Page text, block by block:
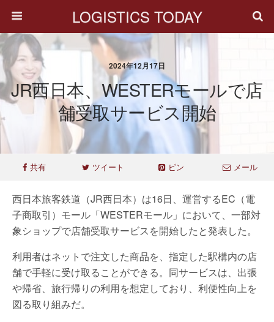
LOGISTICS TODAY
2024年12月17日
JR西日本、WESTERモールで店
舗受取サービス開始
共有 ツイート ピン メール
西日本旅客鉄道（JR西日本）は16日、運営するEC（電
子商取引）モール「WESTERモール」において、一部対
象ショップで店舗受取サービスを開始したと発表した。
利用者はネットで注文した商品を、指定した駅構内の店
舗で手軽に受け取ることができる。同サービスは、出張
や帰省、旅行帰りの利用を想定しており、利便性向上を
図る取り組みだ。